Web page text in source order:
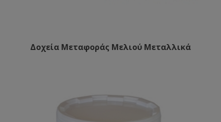
Δοχεία Μεταφοράς Μελιού Μεταλλικά